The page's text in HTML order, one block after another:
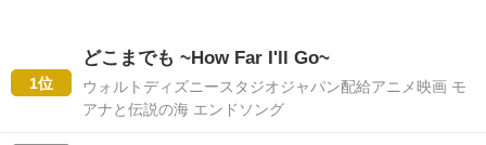
1位
どこまでも ~How Far I'll Go~
ウォルトディズニースタジオジャパン配給アニメ映画 モ
アナと伝説の海 エンドソング